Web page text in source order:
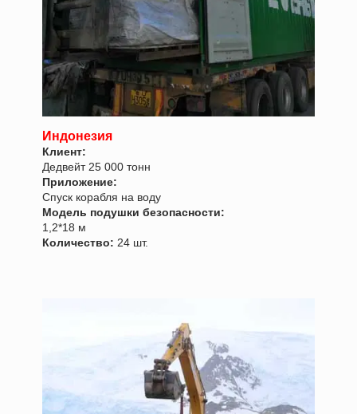
Индонезия
Клиент:
Дедвейт 25 000 тонн
Приложение:
Спуск корабля на воду
Модель подушки безопасности:
1,2*18 м
Количество: 24 шт.